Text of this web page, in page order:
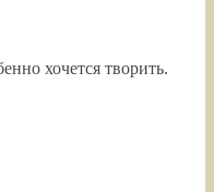
хочется творить.